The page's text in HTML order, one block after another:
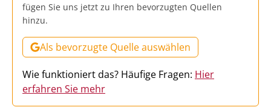
fügen Sie uns jetzt zu Ihren bevorzugten Quellen
hinzu.
Als bevorzugte Quelle auswählen
Wie funktioniert das? Häufige Fragen: Hier
erfahren Sie mehr